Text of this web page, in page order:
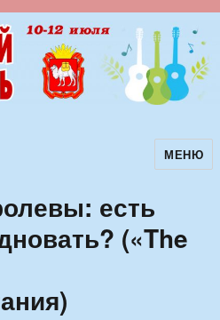
авторскойМЕНЮ
есть
(«The